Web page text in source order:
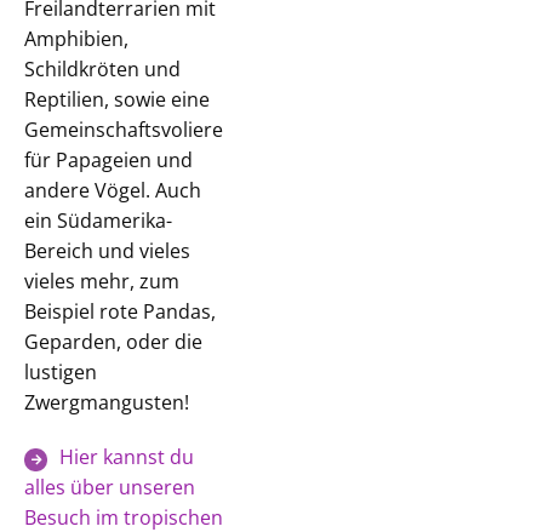
Freilandterrarien mit
Amphibien,
Schildkröten und
Reptilien, sowie eine
Gemeinschaftsvoliere
für Papageien und
andere Vögel. Auch
ein Südamerika-
Bereich und vieles
vieles mehr, zum
Beispiel rote Pandas,
Geparden, oder die
lustigen
Zwergmangusten!
Hier kannst du
alles über unseren
Besuch im tropischen